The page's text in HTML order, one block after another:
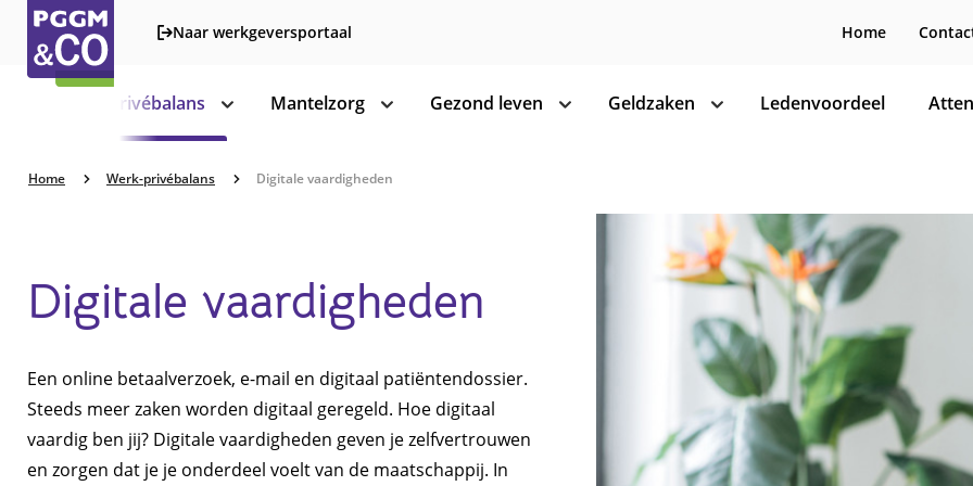
Naar werkgeversportaal Home
Werk-privébalans
toon
Mantelzorg
toon
Gezond leven
toon
Geldzaken
toon
Ledenvoordeel
Home Werk-privébalans Digitale vaardigheden
Digitale vaardigheden
Een online betaalverzoek, e-mail en digitaal patiëntendossier.
Steeds meer zaken worden digitaal geregeld. Hoe digitaal
vaardig ben jij? Digitale vaardigheden geven je zelfvertrouwen
en zorgen dat je je onderdeel voelt van de maatschappij. In